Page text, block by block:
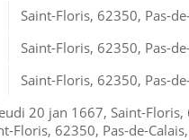
Saint-Floris, 62350, Pas-
Saint-Floris, 62350, Pas-
Saint-Floris, 62350, Pas-
20 jan 1667, Saint-
Floris, 62350, Pas-de-